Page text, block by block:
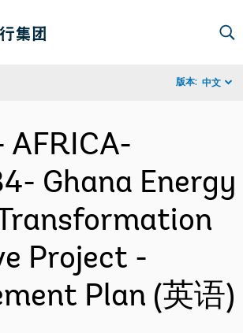
版本: 中文
AFRICA-
Ghana Energy
Project -
Plan (英语)